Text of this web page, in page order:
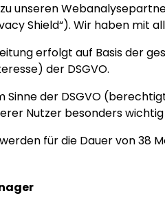
unseren
Shield“). Wir haben
erfolgt auf Basis der
der DSGVO.
Sinne der DSGVO
Nutzer besonders
für die Dauer von 38